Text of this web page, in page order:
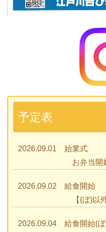
予定表
2026.09.01 始業式
お弁当開
2026.09.02 給食開始
【(ぼ)以外
2026.09.04 給食開始(